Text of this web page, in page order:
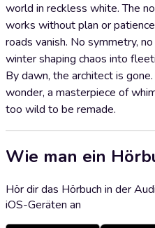
world in reckless white. The
works without plan or
roads vanish. No symmetry,
winter shaping chaos into
By dawn, the architect is
wonder, a masterpiece of
too wild to be remade.
Wie man ein
Hör dir das Hörbuch in der
iOS-Geräten an